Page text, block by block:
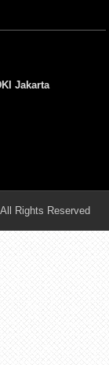
Jakarta
Rights Reserved